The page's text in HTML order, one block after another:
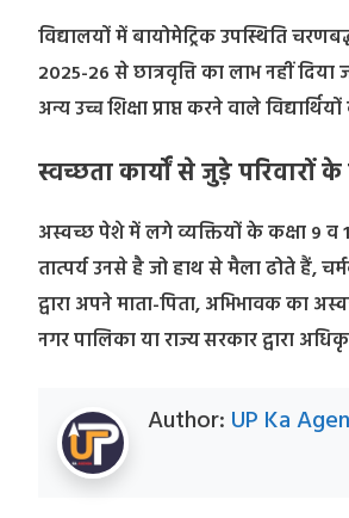
विद्यालयों में बायोमेट्रिक उपस्थिति
2025-26 से छात्रवृत्ति का लाभ नहीं
अन्य उच्च शिक्षा प्राप्त करने वाले
स्वच्छता कार्यों से जुड़े परिवारों
अस्वच्छ पेशे में लगे व्यक्तियों के कक्षा 9 व
तात्पर्य उनसे है जो हाथ से मैला ढोते हैं,
द्वारा अपने माता-पिता, अभिभावक का
नगर पालिका या राज्य सरकार द्वारा अधिकृत
Author: UP Ka